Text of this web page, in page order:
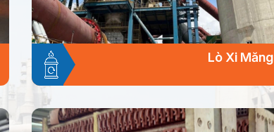
Lò Xi Măng